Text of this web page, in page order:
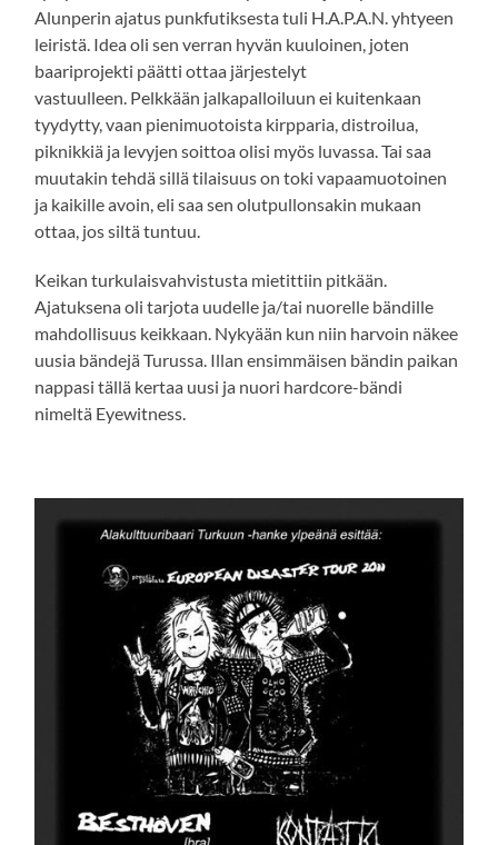
Alunperin ajatus punkfutiksesta tuli H.A.P.A.N. yhtyeen
leiristä. Idea oli sen verran hyvän kuuloinen, joten
baariprojekti päätti ottaa järjestelyt
vastuulleen. Pelkkään jalkapalloiluun ei kuitenkaan
tyydytty, vaan pienimuotoista kirpparia, distroilua,
piknikkiä ja levyjen soittoa olisi myös luvassa. Tai saa
muutakin tehdä sillä tilaisuus on toki vapaamuotoinen
ja kaikille avoin, eli saa sen olutpullonsakin mukaan
ottaa, jos siltä tuntuu.
Keikan turkulaisvahvistusta mietittiin pitkään.
Ajatuksena oli tarjota uudelle ja/tai nuorelle bändille
mahdollisuus keikkaan. Nykyään kun niin harvoin näkee
uusia bändejä Turussa. Illan ensimmäisen bändin paikan
nappasi tällä kertaa uusi ja nuori hardcore-bändi
nimeltä Eyewitness.